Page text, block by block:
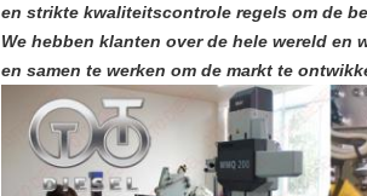
en strikte kwaliteitscontrole regels om de
We hebben klanten over de hele wereld en
en samen te werken om de markt te